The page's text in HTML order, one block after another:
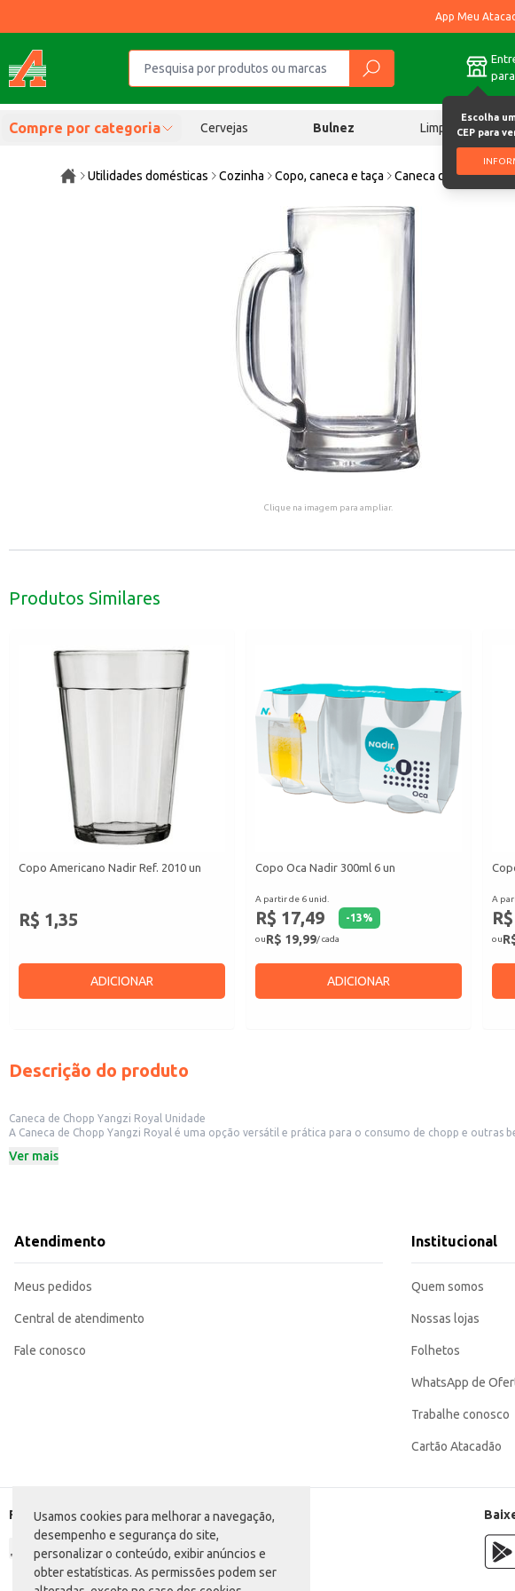
Usamos cookies para melhorar a navegação,
desempenho e segurança do site,
personalizar o conteúdo, exibir anúncios e
obter estatísticas. As permissões podem ser
App Meu
para
Escolha
CEP para
Compre por categoria Cervejas Bulnez Limpeza
Utilidades domésticas Cozinha Copo, caneca e taça Caneca de Chopp
Clique na imagem para ampliar.
Produtos Similares
Copo Americano Nadir Ref. 2010 un
R$ 1,35
ADICIONAR
Copo Oca Nadir 300ml 6 un
A partir de 6 unid.
R$ 17,49 -13%
ouR$ 19,99/ cada
ADICIONAR
A
ou
Descrição do produto
Caneca de Chopp Yangzi Royal Unidade
A Caneca de Chopp Yangzi Royal é uma opção versátil e prática para o consumo de chopp e outras bebidas. Sua construção permite o uso em diversos contextos, desde o consumo doméstico até a utilização em
Dicas de uso:
Marca: Yangzi
Departamento: Utilidades domésticas
EAN: 7899655038949
Ver mais
Atendimento
Meus pedidos
Central de atendimento
Fale conosco
Institucional
Quem somos
Nossas lojas
Folhetos
WhatsApp de
Trabalhe conosco
Cartão Atacadão
Formas de pagamento